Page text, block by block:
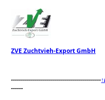
ZVE Zuchtvieh-Export GmbH
---------------------------------------------
------